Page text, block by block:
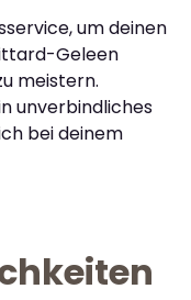
um deinen
Geleen
meistern.
unverbindliches
bei deinem